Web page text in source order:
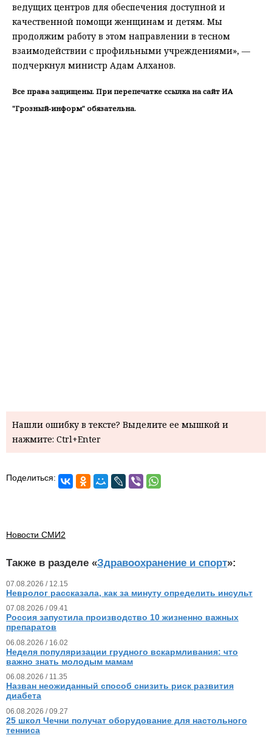
ведущих центров для обеспечения доступной и
качественной помощи женщинам и детям. Мы
продолжим работу в этом направлении в тесном
взаимодействии с профильными учреждениями», —
подчеркнул министр Адам Алханов.
Все права защищены. При перепечатке ссылка на сайт ИА
"Грозный-информ" обязательна.
Нашли ошибку в тексте? Выделите ее мышкой и
нажмите: Ctrl+Enter
Поделиться:
Новости СМИ2
Также в разделе «Здравоохранение и спорт»:
07.08.2026 / 12.15
Невролог рассказала, как за минуту определить инсульт
07.08.2026 / 09.41
Россия запустила производство 10 жизненно важных
препаратов
06.08.2026 / 16.02
Неделя популяризации грудного вскармливания: что
важно знать молодым мамам
06.08.2026 / 11.35
Назван неожиданный способ снизить риск развития
диабета
06.08.2026 / 09.27
25 школ Чечни получат оборудование для настольного
тенниса